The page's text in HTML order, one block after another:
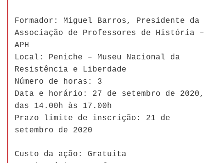
Formador: Miguel Barros, Presidente da
Associação de Professores de História –
APH
Local: Peniche – Museu Nacional da
Resistência e Liberdade
Número de horas: 3
Data e horário: 27 de setembro de 2020,
das 14.00h às 17.00h
Prazo limite de inscrição: 21 de
setembro de 2020
Custo da ação: Gratuita